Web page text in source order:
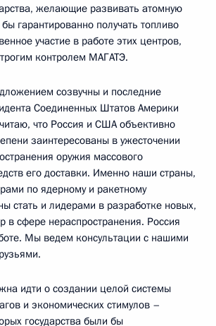
желающие развивать атомную
гарантированно получать топливо
участие в работе этих центров,
контролем МАГАТЭ.
созвучны и последние
Соединенных Штатов Америки
что Россия и США объективно
заинтересованы в ужесточении
оружия массового
его доставки. Именно наши страны,
по ядерному и ракетному
стать и лидерами в разработке новых,
в сфере нераспространения. Россия
Мы ведем консультации с нашими
идти о создании целой системы
и экономических стимулов –
государства были бы